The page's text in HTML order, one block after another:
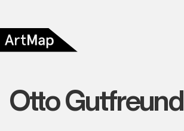
Otto Gutfreund